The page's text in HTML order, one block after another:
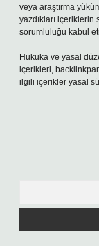
veya araştırma
yazdıkları
sorumluluğu kabul
Hukuka ve yasal
içerikleri,
ilgili içerikler yasal